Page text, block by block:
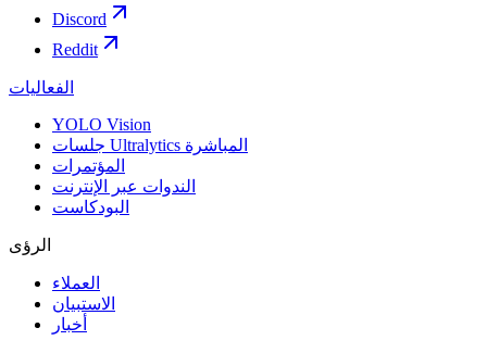
Discord
Reddit
الفعاليات
YOLO Vision
جلسات Ultralytics المباشرة
المؤتمرات
الندوات عبر الإنترنت
البودكاست
الرؤى
العملاء
الاستبيان
أخبار